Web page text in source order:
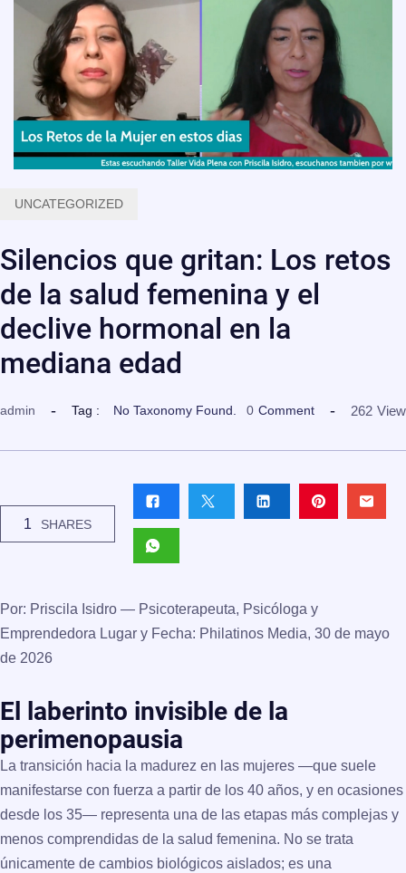
UNCATEGORIZED
Silencios que gritan: Los retos
de la salud femenina y el
declive hormonal en la
mediana edad
admin Tag : No Taxonomy Found. 0 Comment 262 View
1 SHARES
Por: Priscila Isidro — Psicoterapeuta, Psicóloga y
Emprendedora Lugar y Fecha: Philatinos Media, 30 de mayo
de 2026
El laberinto invisible de la
perimenopausia
La transición hacia la madurez en las mujeres —que suele
manifestarse con fuerza a partir de los 40 años, y en ocasiones
desde los 35— representa una de las etapas más complejas y
menos comprendidas de la salud femenina. No se trata
únicamente de cambios biológicos aislados; es una